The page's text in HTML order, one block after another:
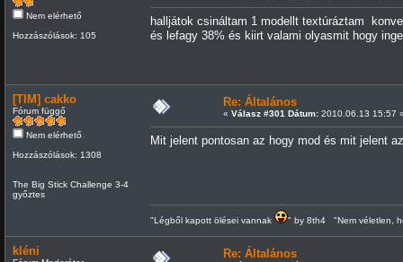
Nem elérhető
Hozzászólások: 105
halljátok csináltam 1 modellt textúráztam
és lefagy 38% és kiirt valami olyasmit hogy
[TIM] cakko
Fórum függő
Nem elérhető
Hozzászólások: 1308
The Big Stick Challenge 3-4
győztes
Re: Általános
« Válasz #301 Dátum:2010.06.13 15:57
Mit jelent pontosan az hogy mod és mit jelent
"Légből kapott ölései vannak " by 8th4 "Nem véletlen,
kléni Re: Általános